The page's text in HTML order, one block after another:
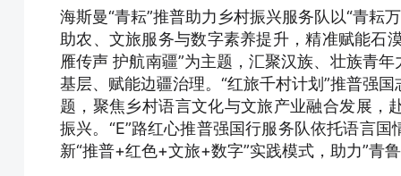
海斯曼“青耘”推普助力乡村振兴服务队以“青耘
助农、文旅服务与数字素养提升，精准赋能石
雁传声 护航南疆”为主题，汇聚汉族、壮族青
基层、赋能边疆治理。“红旅千村计划”推普强
题，聚焦乡村语言文化与文旅产业融合发展，
振兴。“E”路红心推普强国行服务队依托语言
新“推普+红色+文旅+数字”实践模式，助力”青